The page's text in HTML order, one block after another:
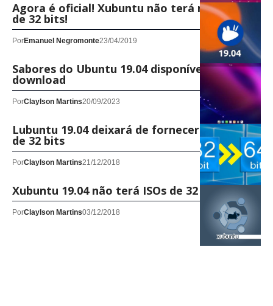
Agora é oficial! Xubuntu não terá mais ISO’s
de 32 bits!
PorEmanuel Negromonte23/04/2019
Sabores do Ubuntu 19.04 disponíveis para
download
PorClaylson Martins20/09/2023
Lubuntu 19.04 deixará de fornecer versões
de 32 bits
PorClaylson Martins21/12/2018
Xubuntu 19.04 não terá ISOs de 32 bits
PorClaylson Martins03/12/2018